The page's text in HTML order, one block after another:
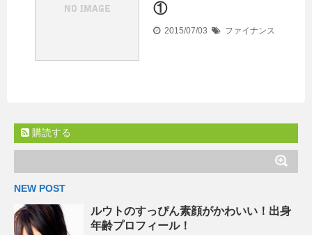
①
2015/07/03 ファイナンス
購読する
NEW POST
ルウトのすっぴん素顔がかわいい！出身
年齢プロフィール！